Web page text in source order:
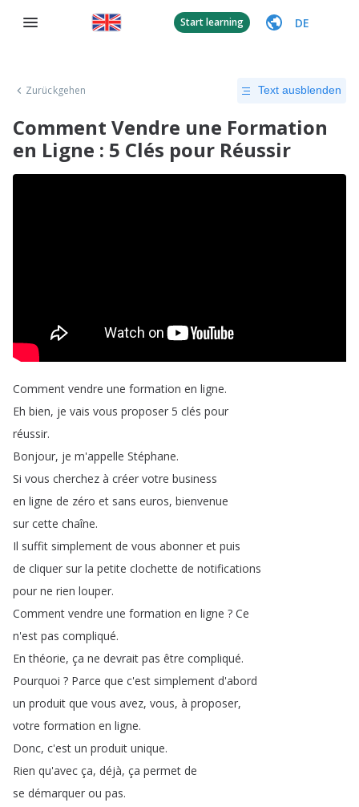
Start learning DE
Zurückgehen Text ausblenden
Comment Vendre une Formation
en Ligne : 5 Clés pour Réussir
Comment vendre une formation en ligne.
Eh bien, je vais vous proposer 5 clés pour
réussir.
Bonjour, je m'appelle Stéphane.
Si vous cherchez à créer votre business
en ligne de zéro et sans euros, bienvenue
sur cette chaîne.
Il suffit simplement de vous abonner et puis
de cliquer sur la petite clochette de notifications
pour ne rien louper.
Comment vendre une formation en ligne ? Ce
n'est pas compliqué.
En théorie, ça ne devrait pas être compliqué.
Pourquoi ? Parce que c'est simplement d'abord
un produit que vous avez, vous, à proposer,
votre formation en ligne.
Donc, c'est un produit unique.
Rien qu'avec ça, déjà, ça permet de
se démarquer ou pas.